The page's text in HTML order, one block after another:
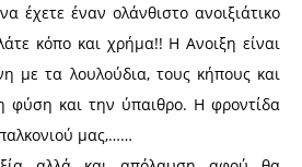
έχετε έναν ολάνθιστο ανοιξιάτικο
κόπο και χρήμα!! Η Ανοιξη είναι
με τα λουλούδια, τους κήπους και
φύση και την ύπαιθρο. Η φροντίδα
μας,……